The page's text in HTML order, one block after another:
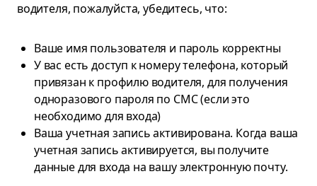
водителя, пожалуйста, убедитесь, что:
Ваше имя пользователя и пароль корректны
У вас есть доступ к номеру телефона, который
привязан к профилю водителя, для получения
одноразового пароля по СМС (если это
необходимо для входа)
Ваша учетная запись активирована. Когда ваша
учетная запись активируется, вы получите
данные для входа на вашу электронную почту.